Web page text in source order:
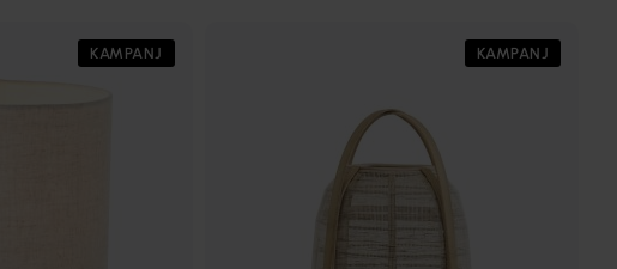
KAMPANJ KAMPANJ